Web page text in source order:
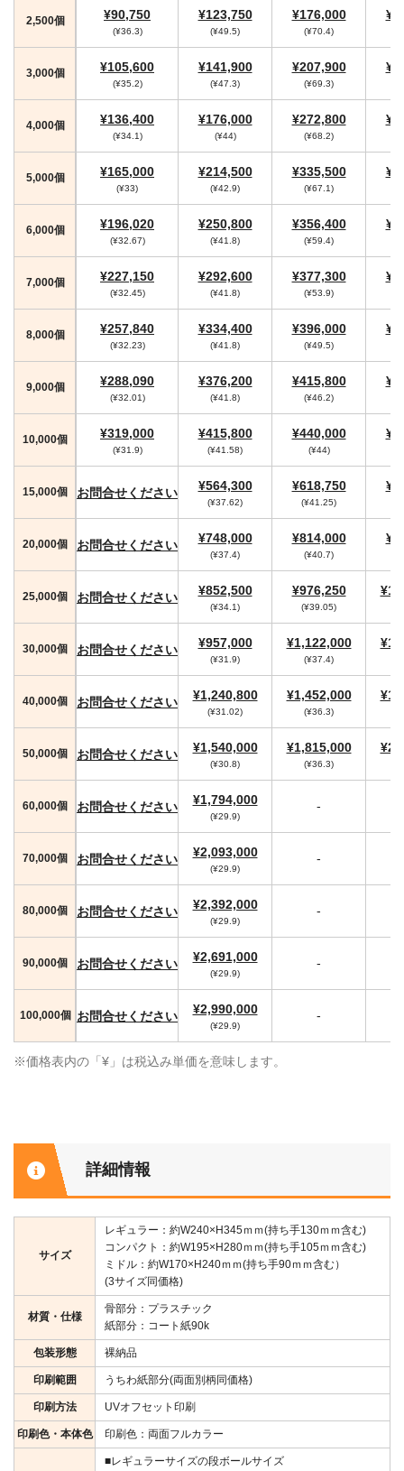
2,500個 ¥90,750
(¥36.3)
¥123,750
(¥49.5)
¥176,000
(¥70.4)
3,000個 ¥105,600
(¥35.2)
¥141,900
(¥47.3)
¥207,900
(¥69.3)
4,000個 ¥136,400
(¥34.1)
¥176,000
(¥44)
¥272,800
(¥68.2)
5,000個 ¥165,000
(¥33)
¥214,500
(¥42.9)
¥335,500
(¥67.1)
6,000個 ¥196,020
(¥32.67)
¥250,800
(¥41.8)
¥356,400
(¥59.4)
7,000個 ¥227,150
(¥32.45)
¥292,600
(¥41.8)
¥377,300
(¥53.9)
8,000個 ¥257,840
(¥32.23)
¥334,400
(¥41.8)
¥396,000
(¥49.5)
9,000個 ¥288,090
(¥32.01)
¥376,200
(¥41.8)
¥415,800
(¥46.2)
10,000個 ¥319,000
(¥31.9)
¥415,800
(¥41.58)
¥440,000
(¥44)
15,000個 お問合せください ¥564,300
(¥37.62)
¥618,750
(¥41.25)
20,000個 お問合せください ¥748,000
(¥37.4)
¥814,000
(¥40.7)
25,000個 お問合せください ¥852,500
(¥34.1)
¥976,250
(¥39.05)
30,000個 お問合せください ¥957,000
(¥31.9)
¥1,122,000
(¥37.4)
40,000個 お問合せください ¥1,240,800
(¥31.02)
¥1,452,000
(¥36.3)
50,000個 お問合せください ¥1,540,000
(¥30.8)
¥1,815,000
(¥36.3)
60,000個 お問合せください ¥1,794,000
(¥29.9)
-
70,000個 お問合せください ¥2,093,000
(¥29.9)
-
80,000個 お問合せください ¥2,392,000
(¥29.9)
-
90,000個 お問合せください ¥2,691,000
(¥29.9)
-
100,000個 お問合せください ¥2,990,000
(¥29.9)
-
※価格表内の「¥」は税込み単価を意味します。
詳細情報
サイズ
レギュラー：約W240×H345ｍｍ(持ち手130ｍｍ含む)
コンパクト：約W195×H280ｍｍ(持ち手105ｍｍ含む)
ミドル：約W170×H240ｍｍ(持ち手90ｍｍ含む）
(3サイズ同価格)
材質・仕様
骨部分：プラスチック
紙部分：コート紙90k
包装形態 裸納品
印刷範囲 うちわ紙部分(両面別柄同価格)
印刷方法 UVオフセット印刷
印刷色・本体色 印刷色：両面フルカラー
■レギュラーサイズの段ボールサイズ